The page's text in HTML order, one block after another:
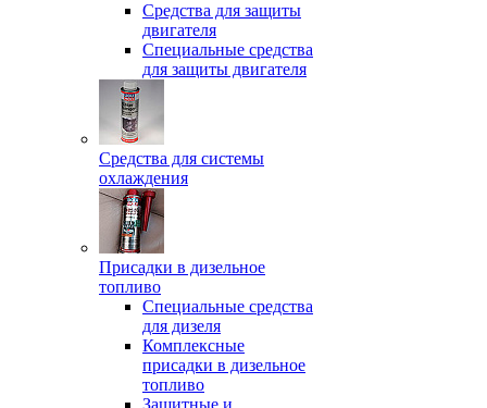
Средства для защиты
двигателя
Специальныe средства
для защиты двигателя
Средства для системы
охлаждения
Присадки в дизельное
топливо
Спeциальные средства
для дизеля
Комплексные
присадки в дизельное
топливо
Защитные и